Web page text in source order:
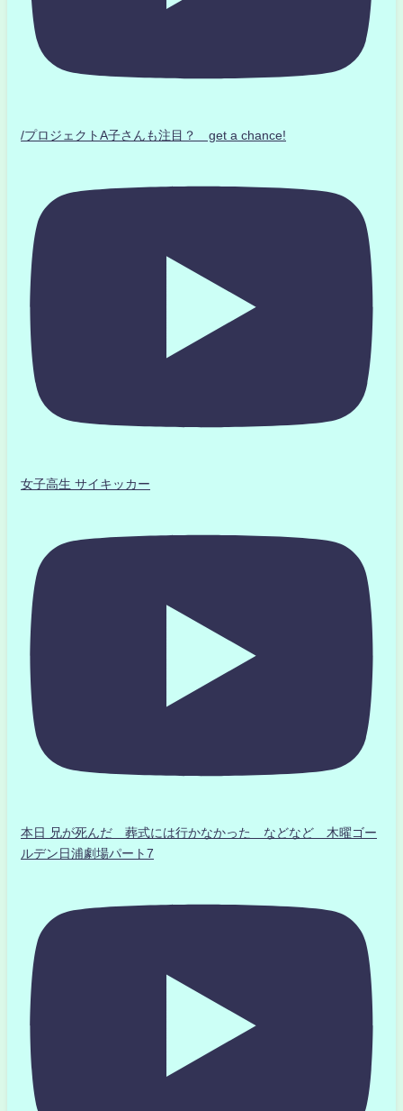
/プロジェクトA子さんも注目？ get a chance!
女子高生 サイキッカー
本日 兄が死んだ 葬式には行かなかった などなど 木曜ゴー
ルデン日浦劇場パート7